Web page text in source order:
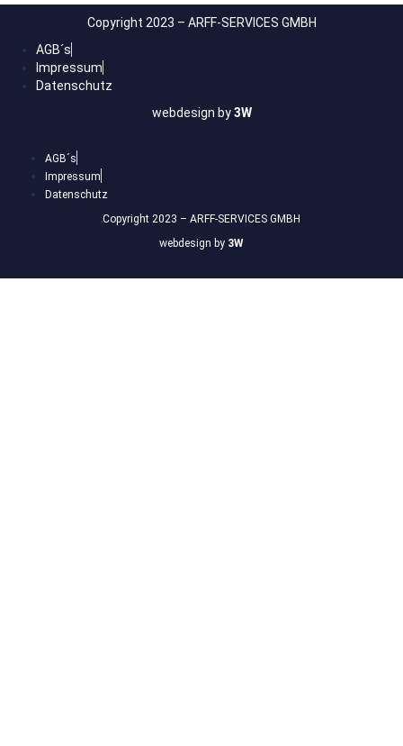
Copyright 2023 – ARFF-SERVICES GMBH
AGB´s
Impressum
Datenschutz
webdesign by3W
AGB´s
Impressum
Datenschutz
Copyright 2023 – ARFF-SERVICES GMBH
webdesign by 3W